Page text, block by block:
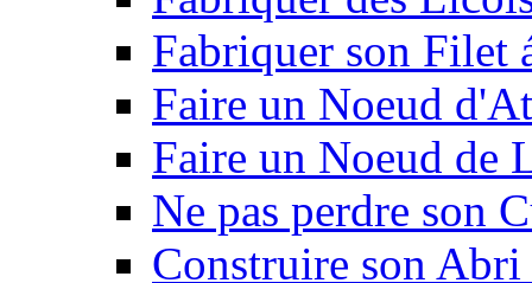
Fabriquer son Filet
Faire un Noeud
Faire un Noeud de
Ne pas perdre son
Construire son